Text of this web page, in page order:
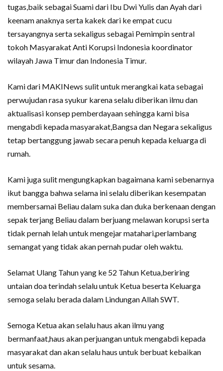
tugas,baik sebagai Suami dari Ibu Dwi Yulis dan Ayah dari
keenam anaknya serta kakek dari ke empat cucu
tersayangnya serta sekaligus sebagai Pemimpin sentral
tokoh Masyarakat Anti Korupsi Indonesia koordinator
wilayah Jawa Timur dan Indonesia Timur.
Kami dari MAKINews sulit untuk merangkai kata sebagai
perwujudan rasa syukur karena selalu diberikan ilmu dan
aktualisasi konsep pemberdayaan sehingga kami bisa
mengabdi kepada masyarakat,Bangsa dan Negara sekaligus
tetap bertanggung jawab secara penuh kepada keluarga di
rumah.
Kami juga sulit mengungkapkan bagaimana kami sebenarnya
ikut bangga bahwa selama ini selalu diberikan kesempatan
membersamai Beliau dalam suka dan duka berkenaan dengan
sepak terjang Beliau dalam berjuang melawan korupsi serta
tidak pernah lelah untuk mengejar matahari,perlambang
semangat yang tidak akan pernah pudar oleh waktu.
Selamat Ulang Tahun yang ke 52 Tahun Ketua,beriring
untaian doa terindah selalu untuk Ketua beserta Keluarga
semoga selalu berada dalam Lindungan Allah SWT.
Semoga Ketua akan selalu haus akan ilmu yang
bermanfaat,haus akan perjuangan untuk mengabdi kepada
masyarakat dan akan selalu haus untuk berbuat kebaikan
untuk sesama.